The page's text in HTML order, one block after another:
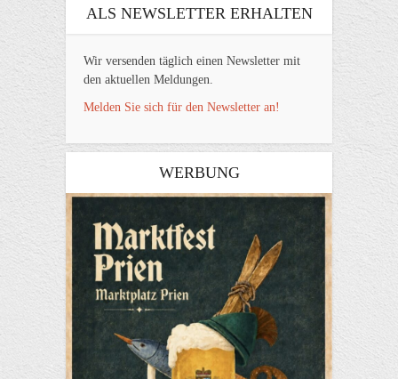
ALS NEWSLETTER ERHALTEN
Wir versenden täglich einen Newsletter mit
den aktuellen Meldungen.
Melden Sie sich für den Newsletter an!
WERBUNG